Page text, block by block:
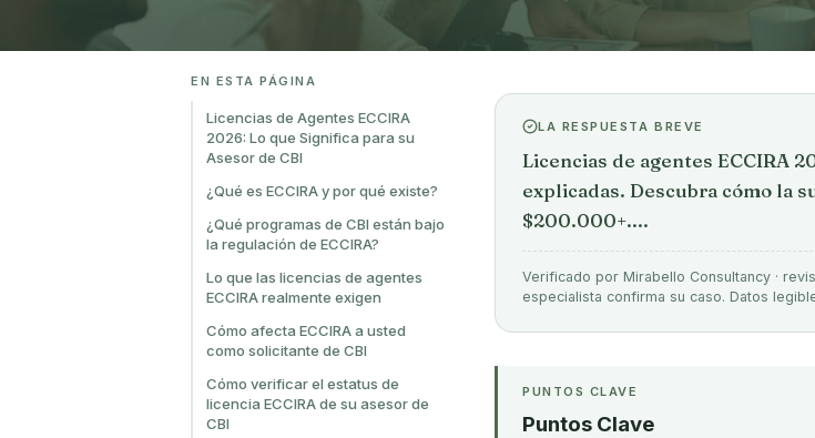
EN ESTA PÁGINA
Licencias de Agentes ECCIRA
2026: Lo que Significa para su
Asesor de CBI
¿Qué es ECCIRA y por qué existe?
¿Qué programas de CBI están bajo
la regulación de ECCIRA?
Lo que las licencias de agentes
ECCIRA realmente exigen
Cómo afecta ECCIRA a usted
como solicitante de CBI
Cómo verificar el estatus de
licencia ECCIRA de su asesor de
CBI
LA RESPUESTA BREVE
Licencias de agentes ECCIRA
explicadas. Descubra cómo la
$200.000+....
Verificado por Mirabello Consultancy ·
especialista confirma su caso. Datos
PUNTOS CLAVE
Puntos Clave